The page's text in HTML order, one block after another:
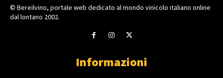
© Bereilvino, portale web dedicato al mondo vinicolo italiano online
dal lontano 2002.
Informazioni